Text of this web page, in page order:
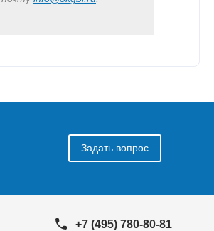
Задать вопрос
+7 (495) 780-80-81